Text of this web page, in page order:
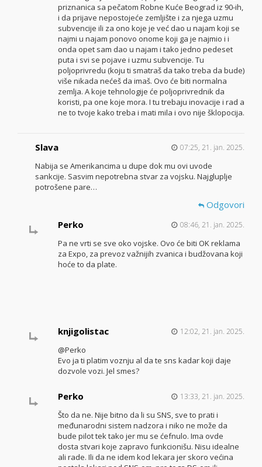
priznanica sa pečatom Robne Kuće Beograd iz 90-ih,
i da prijave nepostojeće zemljište i za njega uzmu
subvencije ili za ono koje je već dao u najam koji se
najmi u najam ponovo onome koji ga je najmio i i
onda opet sam dao u najam i tako jedno pedeset
puta i svi se pojave i uzmu subvencije. Tu
poljoprivredu (koju ti smatraš da tako treba da bude)
više nikada nećeš da imaš. Ovo će biti normalna
zemlja. A koje tehnologije će poljoprivrednik da
koristi, pa one koje mora. I tu trebaju inovacije i rad a
ne to tvoje kako treba i mati mila i ovo nije šklopocija.
Slava 07:25, 21. jan. 2025.
Nabija se Amerikancima u dupe dok mu ovi uvode
sankcije. Sasvim nepotrebna stvar za vojsku. Najgluplje
potrošene pare…
Odgovori
Perko
08:46, 21. jan. 2025.
Pa ne vrti se sve oko vojske. Ovo će biti OK reklama
za Expo, za prevoz važnijih zvanica i budžovana koji
hoće to da plate.
knjigolistac 12:02, 21. jan. 2025.
@Perko
Evo ja ti platim voznju al da te sns kadar koji daje
dozvole vozi. Jel smes?
Perko 13:33, 21. jan. 2025.
Što da ne. Nije bitno da li su SNS, sve to prati i
međunarodni sistem nadzora i niko ne može da
bude pilot tek tako jer mu se ćefnulo. Ima ovde
dosta stvari koje zapravo funkcionišu. Nisu idealne
ali rade. Ili da ne idem kod lekara jer skoro većina